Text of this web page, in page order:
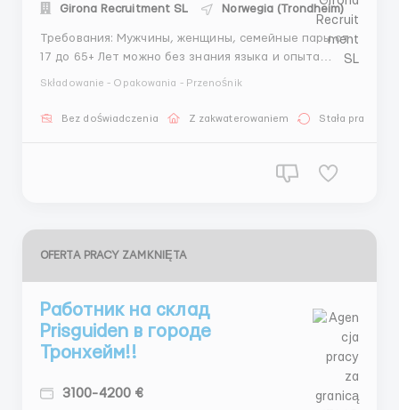
Girona Recruitment SL Norwegia (Trondheim)
Требования: Мужчины, женщины, семейные пары от
17 до 65+ Лет можно без знания языка и опыта
работы✅ Компания спокойно относится к новичкам
работы:пн-пт по 8-10-12-14 часов в день ( есть
Składowanie - Opakowania - Przenośnik
Bez doświadczenia Z zakwaterowaniem Stała praca
OFERTA PRACY ZAMKNIĘTA
Работник на склад
Prisguiden в городе
Тронхейм!!
3100-4200 €